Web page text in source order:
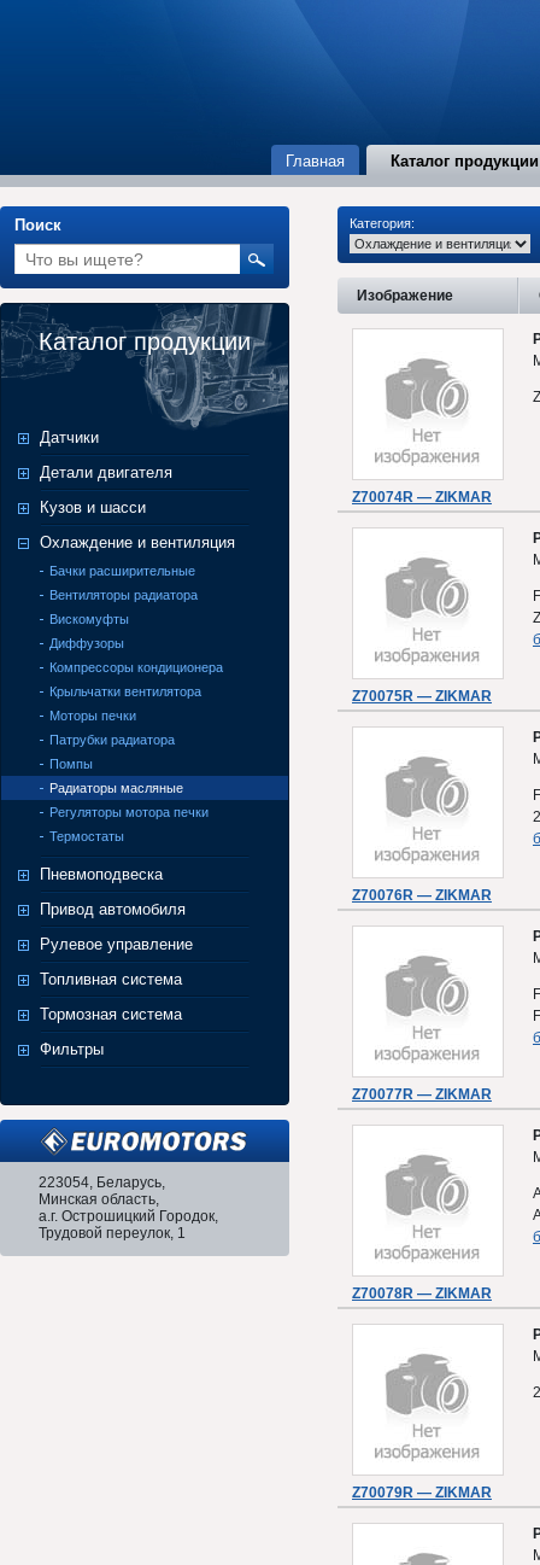
Главная Каталог продукции
Поиск
Каталог продукции
Датчики
Детали двигателя
Кузов и шасси
Охлаждение и вентиляция
Бачки расширительные
Вентиляторы радиатора
Вискомуфты
Диффузоры
Компрессоры кондиционера
Крыльчатки вентилятора
Моторы печки
Патрубки радиатора
Помпы
Радиаторы масляные
Регуляторы мотора печки
Термостаты
Пневмоподвеска
Привод автомобиля
Рулевое управление
Топливная система
Тормозная система
Фильтры
223054, Беларусь,
Минская область,
а.г. Острошицкий Городок,
Трудовой переулок, 1
Категория:
Изображение
Z70074R — ZIKMAR
Z70075R — ZIKMAR
Z70076R — ZIKMAR
Z70077R — ZIKMAR
Z70078R — ZIKMAR
Z70079R — ZIKMAR